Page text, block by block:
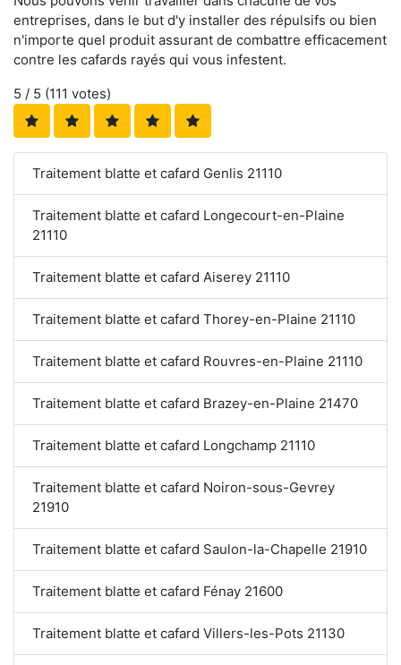
entreprises, dans le but d'y installer des répulsifs ou bien
n'importe quel produit assurant de combattre efficacement
contre les cafards rayés qui vous infestent.
5 / 5 (111 votes)
Traitement blatte et cafard Genlis 21110
Traitement blatte et cafard Longecourt-en-Plaine
21110
Traitement blatte et cafard Aiserey 21110
Traitement blatte et cafard Thorey-en-Plaine 21110
Traitement blatte et cafard Rouvres-en-Plaine 21110
Traitement blatte et cafard Brazey-en-Plaine 21470
Traitement blatte et cafard Longchamp 21110
Traitement blatte et cafard Noiron-sous-Gevrey
21910
Traitement blatte et cafard Saulon-la-Chapelle 21910
Traitement blatte et cafard Fénay 21600
Traitement blatte et cafard Villers-les-Pots 21130